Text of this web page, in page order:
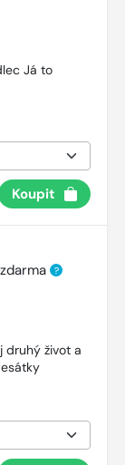
Já to
Koupit
?
druhý život a